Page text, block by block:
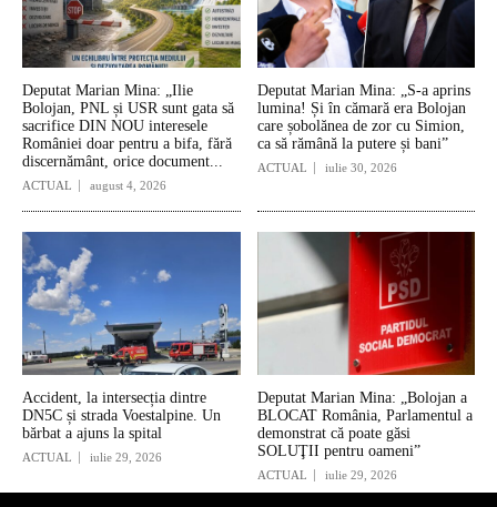
Deputat Marian Mina: „Ilie
Bolojan, PNL și USR sunt gata să
sacrifice DIN NOU interesele
României doar pentru a bifa, fără
discernământ, orice document...
ACTUAL august 4, 2026
Deputat Marian Mina: „S-a aprins
lumina! Și în cămară era Bolojan
care șobolănea de zor cu Simion,
ca să rămână la putere și bani”
ACTUAL iulie 30, 2026
Accident, la intersecția dintre
DN5C și strada Voestalpine. Un
bărbat a ajuns la spital
ACTUAL iulie 29, 2026
Deputat Marian Mina: „Bolojan a
BLOCAT România, Parlamentul a
demonstrat că poate găsi
SOLUŢII pentru oameni”
ACTUAL iulie 29, 2026